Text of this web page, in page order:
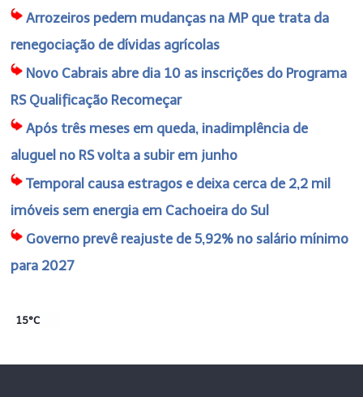
Arrozeiros pedem mudanças na MP que trata da
renegociação de dívidas agrícolas
Novo Cabrais abre dia 10 as inscrições do Programa
RS Qualificação Recomeçar
Após três meses em queda, inadimplência de
aluguel no RS volta a subir em junho
Temporal causa estragos e deixa cerca de 2,2 mil
imóveis sem energia em Cachoeira do Sul
Governo prevê reajuste de 5,92% no salário mínimo
para 2027
15°C